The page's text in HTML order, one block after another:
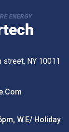
street, NY 10011
W.e/ Holiday